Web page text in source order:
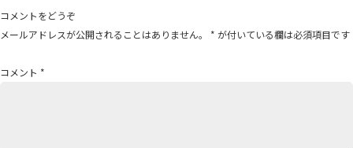
ー
シ
ン
コメントをどうぞ
メールアドレスが公開されることはありません。
* が付いている欄は必須項目です
コメント *